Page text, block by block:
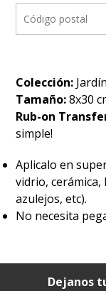
Colección:
Tamaño:8x30
Rub-on
simple!
Aplicalo en
vidrio,
azulejos, etc).
No necesita
Dejanos